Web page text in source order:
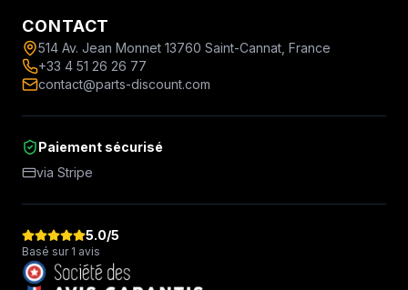
CONTACT
514 Av. Jean Monnet 13760 Saint-Cannat, France
+33 4 51 26 26 77
contact@parts-discount.com
Paiement sécurisé
via Stripe
5.0/5
Basé sur 1 avis